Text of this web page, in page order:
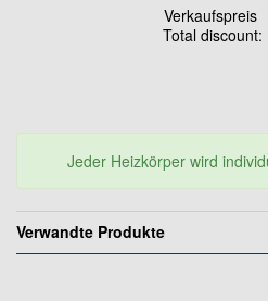
Verkaufspreis
Total discount:
Jeder Heizkörper wird
Verwandte Produkte